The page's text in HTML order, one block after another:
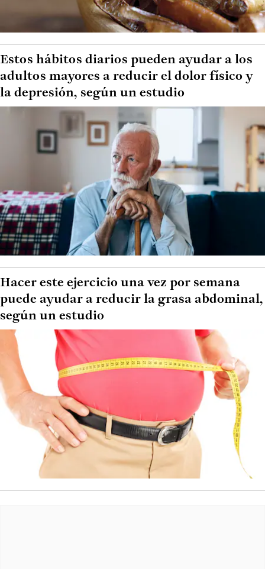
Estos hábitos diarios pueden ayudar a los
adultos mayores a reducir el dolor físico y
la depresión, según un estudio
Hacer este ejercicio una vez por semana
puede ayudar a reducir la grasa abdominal,
según un estudio